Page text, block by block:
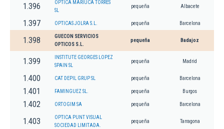
1.396
OPTICA MARIUCA TORRES
SL
pequeña Albacete
1.397 OPTICAS JOLRA S.L. pequeña Barcelona
1.398
GUECON SERVICIOS
OPTICOS S.L.
pequeña Badajoz
1.399
INSTITUTE GEORGES LOPEZ
SPAIN SL
pequeña Madrid
1.400 CAT DEPIL GRUP SL pequeña Barcelona
1.401 FAMINGUEZ SL. pequeña Burgos
1.402 ORTOGIM SA pequeña Barcelona
1.403
OPTICA PUNT VISUAL
SOCIEDAD LIMITADA.
pequeña Tarragona